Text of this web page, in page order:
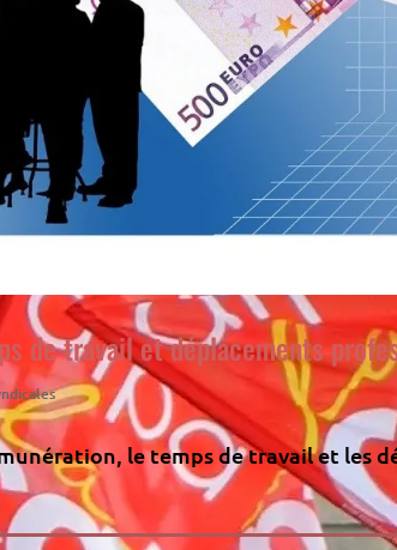
de travail et déplacements
le temps de travail et les